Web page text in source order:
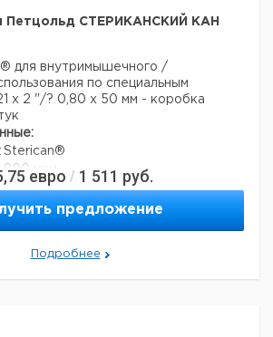
Петцольд СТЕРИКАНСКИЙ КАН
для внутримышечного /
по специальным
x 2 "/? 0,80 x 50 мм - коробка
Sterican®
800 мкм
50 мм
1,8 г
Малайзия
евро / 1 511 руб.
предложение
Подробнее